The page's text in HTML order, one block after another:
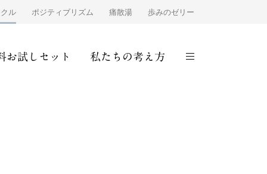
ル ポジティブリズム 痛散湯 歩みのゼリー
お試しセット 私たちの考え方